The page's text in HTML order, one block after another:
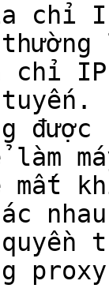
chỉ
mất